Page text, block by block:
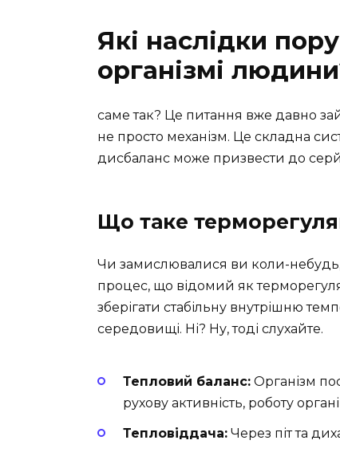
Які наслідки
організмі
саме так? Це питання вже давно
не просто механізм. Це складна
дисбаланс може призвести до
Що таке
Чи замислювалися ви коли-небудь,
процес, що відомий як
зберігати стабільну внутрішню
середовищі. Ні? Ну, тоді слухайте.
Тепловий баланс: Організм
рухову активність, роботу
Тепловіддача: Через піт та